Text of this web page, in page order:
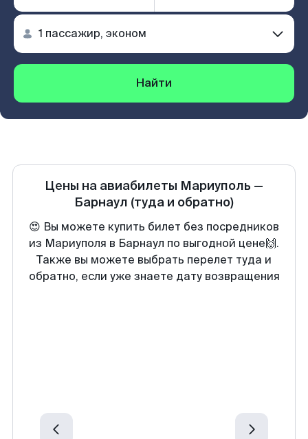
Найти
Цены на авиабилеты Мариуполь —
Барнаул (туда и обратно)
😍 Вы можете купить билет без посредников
из Мариуполя в Барнаул по выгодной цене🙌.
Также вы можете выбрать перелет туда и
обратно, если уже знаете дату возвращения